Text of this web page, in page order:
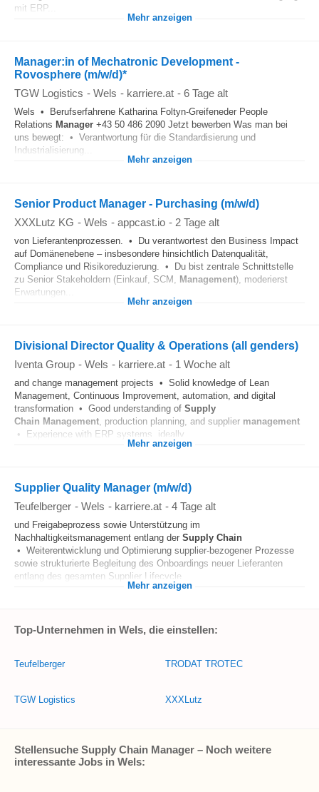
mit ERP...
Mehr anzeigen
Manager:in of Mechatronic Development -
Rovosphere (m/w/d)*
TGW Logistics - Wels - karriere.at - 6 Tage alt
Wels • Berufserfahrene Katharina Foltyn-Greifeneder People
Relations Manager +43 50 486 2090 Jetzt bewerben Was man bei
uns bewegt: • Verantwortung für die Standardisierung und
Industrialisierung...
Mehr anzeigen
Senior Product Manager - Purchasing (m/w/d)
XXXLutz KG - Wels - appcast.io - 2 Tage alt
von Lieferantenprozessen. • Du verantwortest den Business Impact
auf Domänenebene – insbesondere hinsichtlich Datenqualität,
Compliance und Risikoreduzierung. • Du bist zentrale Schnittstelle
zu Senior Stakeholdern (Einkauf, SCM, Management), moderierst
Erwartungen...
Mehr anzeigen
Divisional Director Quality & Operations (all genders)
Iventa Group - Wels - karriere.at - 1 Woche alt
and change management projects • Solid knowledge of Lean
Management, Continuous Improvement, automation, and digital
transformation • Good understanding of Supply
Chain Management, production planning, and supplier management
• Experience with ERP systems, ideally...
Mehr anzeigen
Supplier Quality Manager (m/w/d)
Teufelberger - Wels - karriere.at - 4 Tage alt
und Freigabeprozess sowie Unterstützung im
Nachhaltigkeitsmanagement entlang der Supply Chain
• Weiterentwicklung und Optimierung supplier-bezogener Prozesse
sowie strukturierte Begleitung des Onboardings neuer Lieferanten
entlang des gesamten Supplier Lifecycle...
Mehr anzeigen
Top-Unternehmen in Wels, die einstellen:
Teufelberger
TGW Logistics
TRODAT TROTEC
XXXLutz
Stellensuche Supply Chain Manager – Noch weitere
interessante Jobs in Wels: